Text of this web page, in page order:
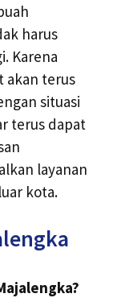
harus
Karena
akan terus
situasi
terus dapat
layanan
kota.